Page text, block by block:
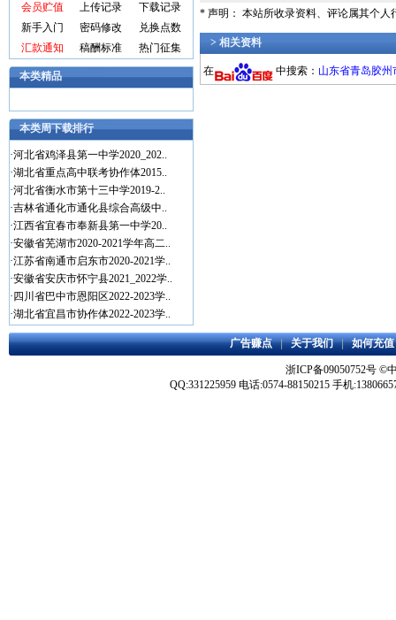
会员贮值
上传记录
下载记录
新手入门
密码修改
兑换点数
汇款通知
稿酬标准 热门征集
本类精品
本类周下载排行
·河北省鸡泽县第一中学2020_202..
·湖北省重点高中联考协作体2015..
·河北省衡水市第十三中学2019-2..
·吉林省通化市通化县综合高级中..
·江西省宜春市奉新县第一中学20..
·安徽省芜湖市2020-2021学年高二..
·江苏省南通市启东市2020-2021学..
·安徽省安庆市怀宁县2021_2022学..
· 四川省巴中市恩阳区2022-2023学..
·湖北省宜昌市协作体2022-2023学..
* 声明： 本站所收录资料、评论属其个人
> 相关资料
在 中搜索： 山东省青岛胶州
广告赚点|关于我们|如何充值
浙ICP备09050752号 ©
QQ:331225959 电话:0574-88150215 手机